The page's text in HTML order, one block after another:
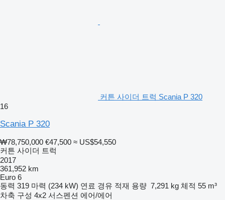
커튼 사이더 트럭 Scania P 320
16
Scania P 320
₩78,750,000 €47,500 ≈ US$54,550
커튼 사이더 트럭
2017
361,952 km
Euro 6
동력 319 마력 (234 kW) 연료 경유 적재 용량 7,291 kg 체적 55 m³
차축 구성 4x2 서스펜션 에어/에어